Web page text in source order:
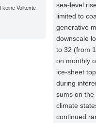
keine Volltexte
sea-level
limited to
generative
downscale
to 32 (from
on monthly
ice-sheet
during
sums on
climate
continued